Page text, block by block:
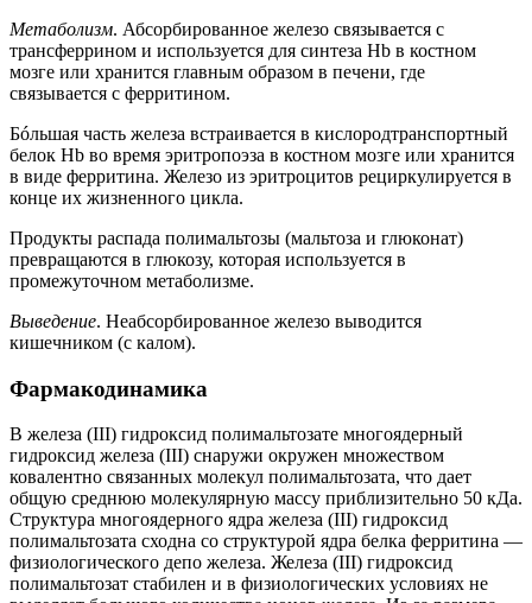
Метаболизм. Абсорбированное железо связывается с
трансферрином и используется для синтеза Hb в костном
мозге или хранится главным образом в печени, где
связывается с ферритином.
Бóльшая часть железа встраивается в кислородтранспортный
белок Hb во время эритропоэза в костном мозге или хранится
в виде ферритина. Железо из эритроцитов рециркулируется в
конце их жизненного цикла.
Продукты распада полимальтозы (мальтоза и глюконат)
превращаются в глюкозу, которая используется в
промежуточном метаболизме.
Выведение. Неабсорбированное железо выводится
кишечником (с калом).
Фармакодинамика
В железа (III) гидроксид полимальтозате многоядерный
гидроксид железа (III) снаружи окружен множеством
ковалентно связанных молекул полимальтозата, что дает
общую среднюю молекулярную массу приблизительно 50 кДа.
Структура многоядерного ядра железа (III) гидроксид
полимальтозата сходна со структурой ядра белка ферритина —
физиологического депо железа. Железа (III) гидроксид
полимальтозат стабилен и в физиологических условиях не